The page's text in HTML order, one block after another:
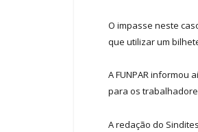
O impasse neste
que utilizar um
A FUNPAR
para os
A redação do